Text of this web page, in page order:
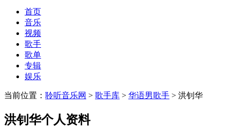
首页
音乐
视频
歌手
歌单
专辑
娱乐
当前位置： 聆听音乐网 > 歌手库 > 华语男歌手 > 洪钊华
洪钊华个人资料